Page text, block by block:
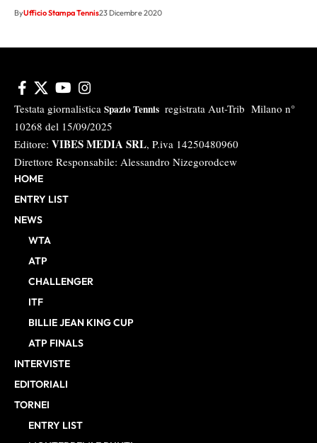
ByUfficio Stampa Tennis23 Dicembre 2020
Testata giornalistica Spazio Tennis registrata Aut-Trib Milano n°
10268 del 15/09/2025
Editore: VIBES MEDIA SRL, P.iva 14250480960
Direttore Responsabile: Alessandro Nizegorodcew
HOME
ENTRY LIST
NEWS
WTA
ATP
CHALLENGER
ITF
BILLIE JEAN KING CUP
ATP FINALS
INTERVISTE
EDITORIALI
TORNEI
ENTRY LIST